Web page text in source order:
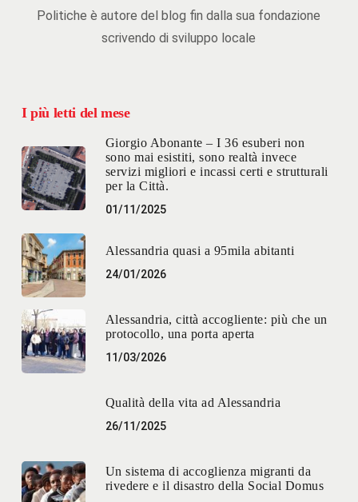
Politiche è autore del blog fin dalla sua fondazione
scrivendo di sviluppo locale
I più letti del mese
Giorgio Abonante – I 36 esuberi non
sono mai esistiti, sono realtà invece
servizi migliori e incassi certi e strutturali
per la Città.
01/11/2025
Alessandria quasi a 95mila abitanti
24/01/2026
Alessandria, città accogliente: più che un
protocollo, una porta aperta
11/03/2026
Qualità della vita ad Alessandria
26/11/2025
Un sistema di accoglienza migranti da
rivedere e il disastro della Social Domus